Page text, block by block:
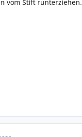
vom Stift runterziehen.